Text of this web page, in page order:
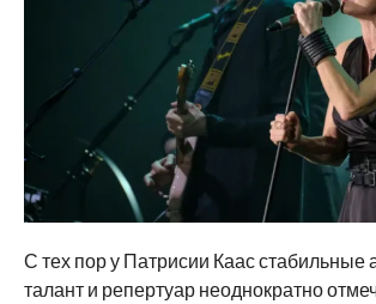
С тех пор у Патрисии Каас стабильные
талант и репертуар неоднократно